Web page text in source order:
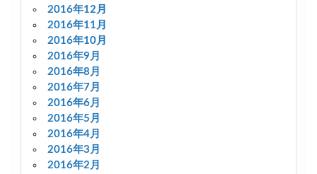
2016年12月
2016年11月
2016年10月
2016年9月
2016年8月
2016年7月
2016年6月
2016年5月
2016年4月
2016年3月
2016年2月